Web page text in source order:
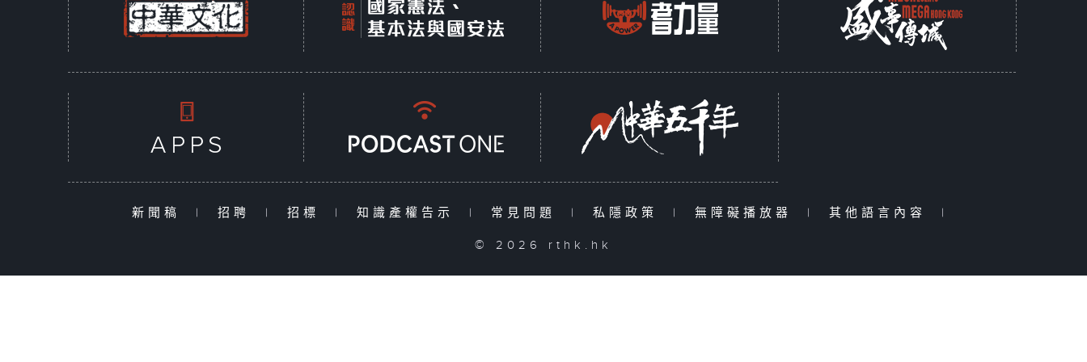
新聞稿 | 招聘 | 招標 | 知識產權告示 | 常見問題 | 私隱政策 | 無障礙播放器 | 其他語言內容 |
© 2026 rthk.hk